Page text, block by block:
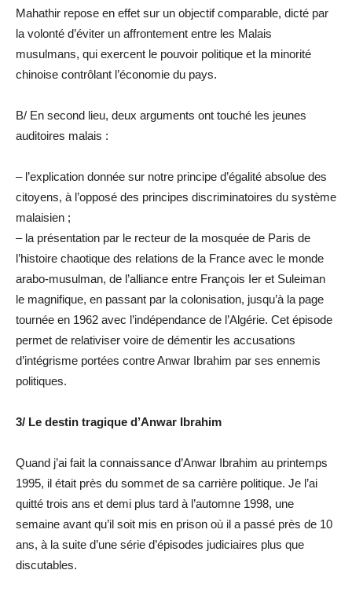
Mahathir repose en effet sur un objectif comparable, dicté par
la volonté d’éviter un affrontement entre les Malais
musulmans, qui exercent le pouvoir politique et la minorité
chinoise contrôlant l’économie du pays.
B/ En second lieu, deux arguments ont touché les jeunes
auditoires malais :
– l’explication donnée sur notre principe d’égalité absolue des
citoyens, à l’opposé des principes discriminatoires du système
malaisien ;
– la présentation par le recteur de la mosquée de Paris de
l’histoire chaotique des relations de la France avec le monde
arabo-musulman, de l’alliance entre François Ier et Suleiman
le magnifique, en passant par la colonisation, jusqu’à la page
tournée en 1962 avec l’indépendance de l’Algérie. Cet épisode
permet de relativiser voire de démentir les accusations
d’intégrisme portées contre Anwar Ibrahim par ses ennemis
politiques.
3/ Le destin tragique d’Anwar Ibrahim
Quand j’ai fait la connaissance d’Anwar Ibrahim au printemps
1995, il était près du sommet de sa carrière politique. Je l’ai
quitté trois ans et demi plus tard à l’automne 1998, une
semaine avant qu’il soit mis en prison où il a passé près de 10
ans, à la suite d’une série d’épisodes judiciaires plus que
discutables.